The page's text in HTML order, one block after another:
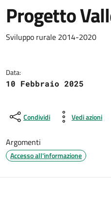
Progetto
Dettagli della
Sviluppo rurale 2014-2020
Data:
10 Febbraio 2025
Condividi Vedi azioni
Argomenti
Accesso all'informazione